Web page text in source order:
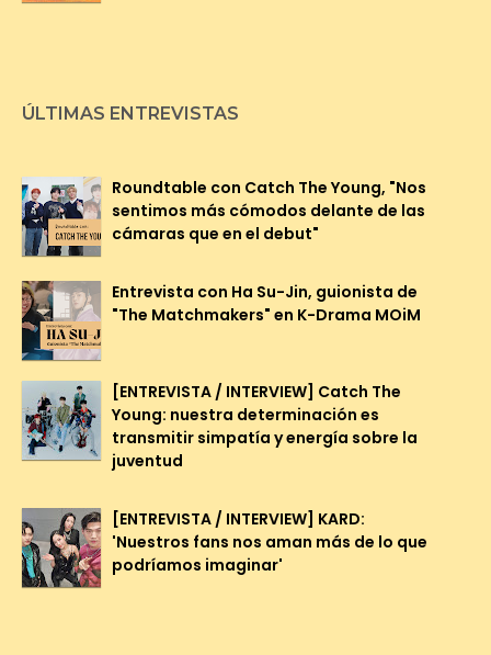
ÚLTIMAS ENTREVISTAS
Roundtable con Catch The Young, "Nos
sentimos más cómodos delante de las
cámaras que en el debut"
Entrevista con Ha Su-Jin, guionista de
"The Matchmakers" en K-Drama MOiM
[ENTREVISTA / INTERVIEW] Catch The
Young: nuestra determinación es
transmitir simpatía y energía sobre la
juventud
[ENTREVISTA / INTERVIEW] KARD:
'Nuestros fans nos aman más de lo que
podríamos imaginar'